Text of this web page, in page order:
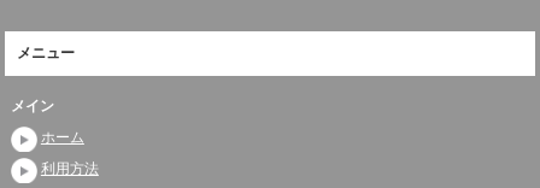
メニュー
メイン
ホーム
利用方法